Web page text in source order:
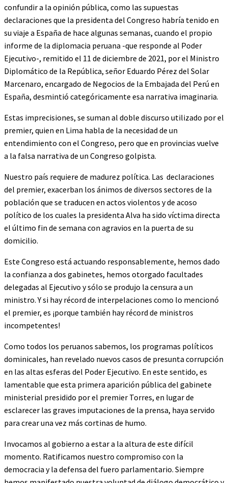
confundir a la opinión pública, como las supuestas
declaraciones que la presidenta del Congreso habría tenido en
su viaje a España de hace algunas semanas, cuando el propio
informe de la diplomacia peruana -que responde al Poder
Ejecutivo-, remitido el 11 de diciembre de 2021, por el Ministro
Diplomático de la República, señor Eduardo Pérez del Solar
Marcenaro, encargado de Negocios de la Embajada del Perú en
España, desmintió categóricamente esa narrativa imaginaria.
Estas imprecisiones, se suman al doble discurso utilizado por el
premier, quien en Lima habla de la necesidad de un
entendimiento con el Congreso, pero que en provincias vuelve
a la falsa narrativa de un Congreso golpista.
Nuestro país requiere de madurez política. Las declaraciones
del premier, exacerban los ánimos de diversos sectores de la
población que se traducen en actos violentos y de acoso
político de los cuales la presidenta Alva ha sido víctima directa
el último fin de semana con agravios en la puerta de su
domicilio.
Este Congreso está actuando responsablemente, hemos dado
la confianza a dos gabinetes, hemos otorgado facultades
delegadas al Ejecutivo y sólo se produjo la censura a un
ministro. Y si hay récord de interpelaciones como lo mencionó
el premier, es ¡porque también hay récord de ministros
incompetentes!
Como todos los peruanos sabemos, los programas políticos
dominicales, han revelado nuevos casos de presunta corrupción
en las altas esferas del Poder Ejecutivo. En este sentido, es
lamentable que esta primera aparición pública del gabinete
ministerial presidido por el premier Torres, en lugar de
esclarecer las graves imputaciones de la prensa, haya servido
para crear una vez más cortinas de humo.
Invocamos al gobierno a estar a la altura de este difícil
momento. Ratificamos nuestro compromiso con la
democracia y la defensa del fuero parlamentario. Siempre